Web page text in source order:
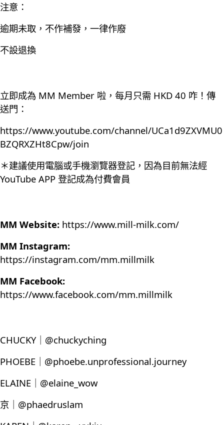
注意：
逾期未取，不作補發，一律作廢
不設退換
立即成為 MM Member 啦，每月只需 HKD 40 咋！傳
送門：
https://www.youtube.com/channel/UCa1d9ZXVMU0
BZQRXZHt8Cpw/join
＊建議使用電腦或手機瀏覽器登記，因為目前無法經
YouTube APP 登記成為付費會員
MM Website: https://www.mill-milk.com/
MM Instagram:
https://instagram.com/mm.millmilk
MM Facebook:
https://www.facebook.com/mm.millmilk
CHUCKY｜@chuckyching
PHOEBE｜@phoebe.unprofessional.journey
ELAINE｜@elaine_wow
京｜@phaedruslam